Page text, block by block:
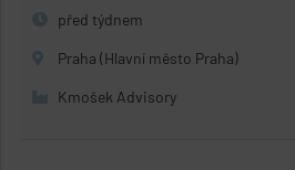
před týdnem
Praha (Hlavní město Praha)
Kmošek Advisory